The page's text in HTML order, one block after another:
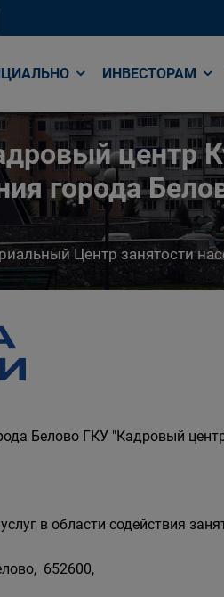
ИНВЕСТОРАМ
центр
города
Центр занятости
Белово ГКУ "Кадровый
в области содействия
652600,